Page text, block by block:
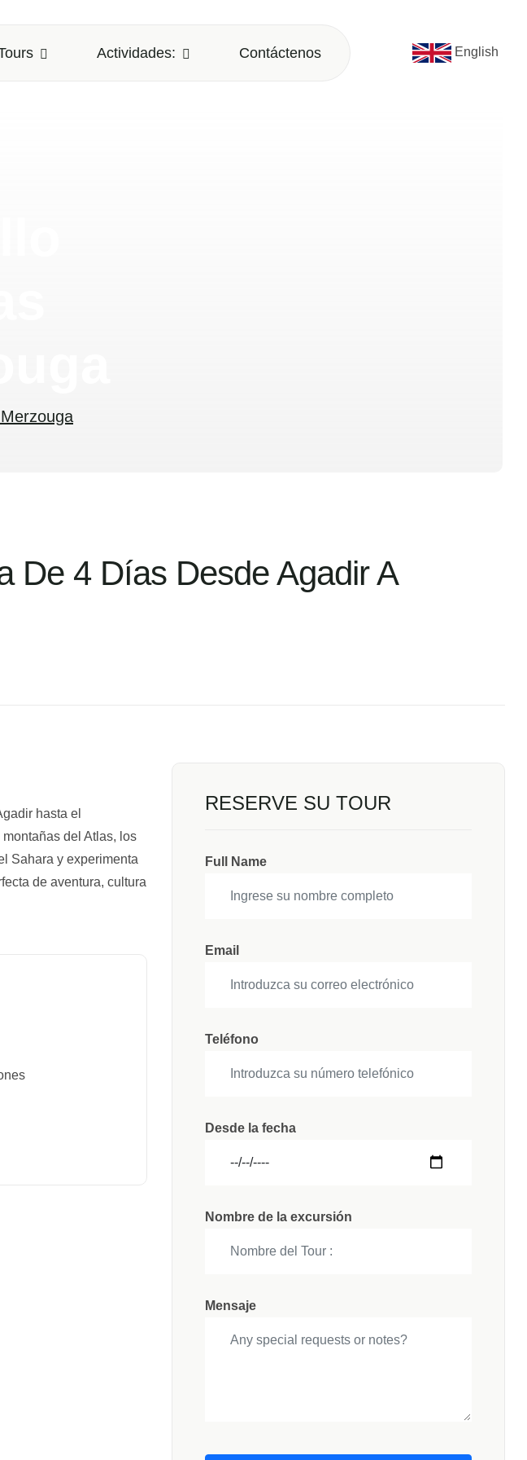
Actividades: Contáctenos English
De 4 Días Desde Agadir A
hasta el
del Atlas, los
Sahara y experimenta
de aventura, cultura
RESERVE SU TOUR
Full Name
Email
Teléfono
Desde la fecha
Nombre de la excursión
Mensaje